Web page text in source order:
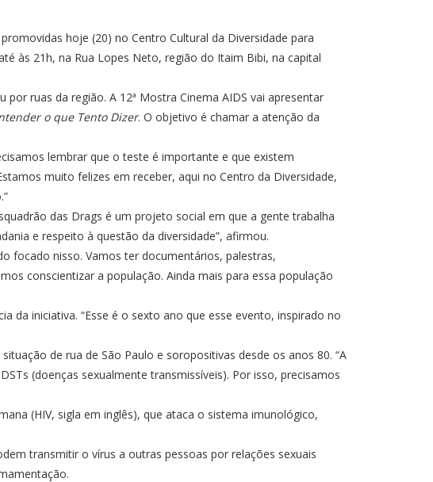
hoje (20) no Centro Cultural da Diversidade para
às 21h, na Rua Lopes Neto, região do Itaim Bibi, na capital
ruas da região. A 12ª Mostra Cinema AIDS vai apresentar
o que Tento Dizer. O objetivo é chamar a atenção da
lembrar que o teste é importante e que existem
muito felizes em receber, aqui no Centro da Diversidade,
das Drags é um projeto social em que a gente trabalha
e respeito à questão da diversidade”, afirmou.
focado nisso. Vamos ter documentários, palestras,
conscientizar a população. Ainda mais para essa população
da iniciativa. “Esse é o sexto ano que esse evento, inspirado no
de rua de São Paulo e soropositivas desde os anos 80. “A
(doenças sexualmente transmissíveis). Por isso, precisamos
(HIV, sigla em inglês), que ataca o sistema imunológico,
transmitir o vírus a outras pessoas por relações sexuais